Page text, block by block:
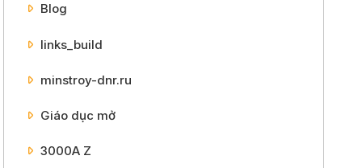
Blog
links_build
minstroy-dnr.ru
Giáo dục mở
3000A Z